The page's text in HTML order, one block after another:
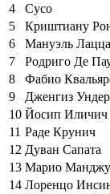
4
Сусо
5
Криштиану
6
Мануэль
7
Родриго Де
8
Фабио
9
Дженгиз Ундер
10 Йосип Иличич
11 Раде Крунич
12 Дуван Сапата
13 Марио
14 Лоренцо